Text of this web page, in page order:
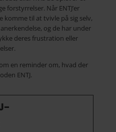
forstyrrelser. Når ENTJ’er
komme til at tvivle på sig selv,
og de har under
deres frustration eller
en reminder om, hvad der
ENTJ.